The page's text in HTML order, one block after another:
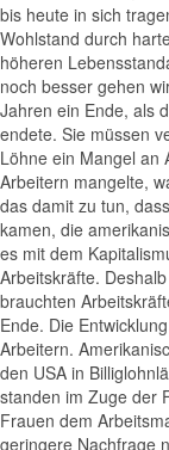
bis heute in sich
Wohlstand durch
höheren
noch besser gehen
Jahren ein Ende, als
endete. Sie müssen
Löhne ein Mangel an
Arbeitern mangelte,
das damit zu tun,
kamen, die
es mit dem
Arbeitskräfte.
brauchten
Ende. Die
Arbeitern.
den USA in
standen im Zuge der
Frauen dem
geringere Nachfrage